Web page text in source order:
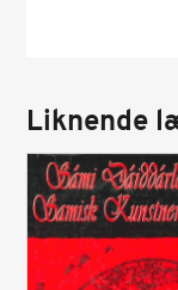
Liknende